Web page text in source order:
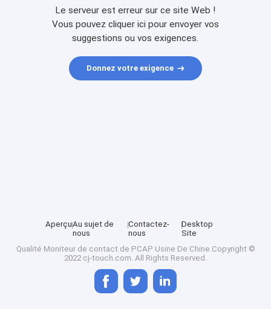
Le serveur est erreur sur ce site Web !
Vous pouvez cliquer ici pour envoyer vos
suggestions ou vos exigences.
Donnez votre exigence
AperçuAu sujet de
nous
Contactez-
nous
Desktop
Site
Qualité Moniteur de contact de PCAP Usine De Chine.Copyright ©
2022 cj-touch.com. All Rights Reserved.